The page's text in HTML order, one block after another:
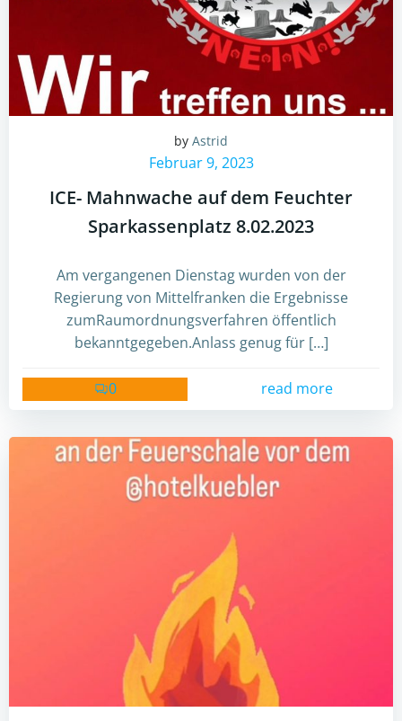
by Astrid
Februar 9, 2023
ICE- Mahnwache auf dem Feuchter
Sparkassenplatz 8.02.2023
Am vergangenen Dienstag wurden von der
Regierung von Mittelfranken die Ergebnisse
zumRaumordnungsverfahren öffentlich
bekanntgegeben.Anlass genug für […]
0 read more